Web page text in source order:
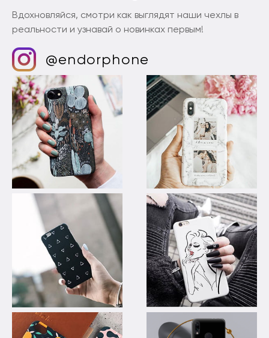
Вдохновляйся, смотри как выглядят наши чехлы в
реальности и узнавай о новинках первым!
@endorphone